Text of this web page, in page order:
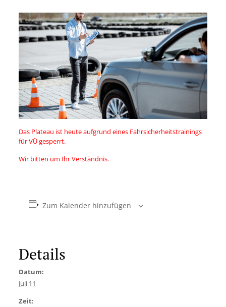
Das Plateau ist heute aufgrund eines Fahrsicherheitstrainings
für VÜ gesperrt.
Wir bitten um Ihr Verständnis.
Zum Kalender hinzufügen
Details
Datum:
Juli 11
Zeit: